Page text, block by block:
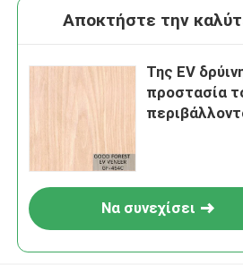
Αποκτήστε την
Της EV
προστασία
Να συνεχίσει